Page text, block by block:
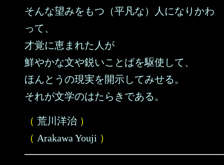
そんな望みをもつ（平凡な）人になりかわ
って、
才覚に恵まれた人が
鮮やかな文や鋭いことばを駆使して、
ほんとうの現実を開示してみせる。
それが文学のはたらきである。
（ 荒川洋治 ）
（ Arakawa Youji ）